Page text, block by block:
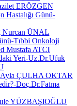
ERÖZGEN
Hastalığı Günü-
Nurcan ÜNAL
Tıbbi Onkoloji
Mustafa ATCI
Yeri-Uz.Dr.Ufuk
ÇULHA OKTAR
Doç.Dr.Fatma
YÜZBAŞIOĞLU